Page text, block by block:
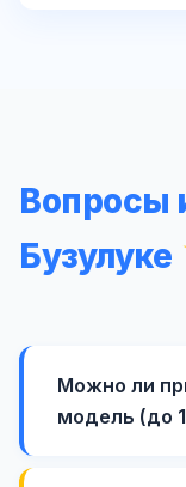
Вопросы
Бузулуке
Можно ли
модель (до